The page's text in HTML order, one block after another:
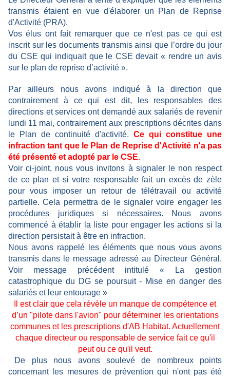
transmis étaient en vue d'élaborer un Plan de Reprise
d'Activité (PRA).
Vos élus ont fait remarquer que ce n'est pas ce qui est
inscrit sur les documents transmis ainsi que l’ordre du jour
du CSE qui indiquait que le CSE devait « rendre un avis
sur le plan de reprise d’activité ».
Par ailleurs nous avons indiqué à la direction que
contrairement à ce qui est dit, les responsables des
directions et services ont demandé aux salariés de revenir
lundi 11 mai, contrairement aux prescriptions décrites dans
le Plan de continuité d'activité. Ce qui constitue une
infraction tant que le Plan de Reprise d'Activité n'a pas
été présenté et adopté par le CSE.
Voir ci-joint, nous vous invitons à signaler le non respect
de ce plan et si votre responsable fait un excès de zèle
pour vous imposer un retour de télétravail ou activité
partielle. Cela permettra de le signaler voire engager les
procédures juridiques si nécessaires. Nous avons
commencé à établir la liste pour engager les actions si la
direction persistait à être en infraction.
Nous avons rappelé les éléments que nous vous avons
transmis dans le message adressé au Directeur Général.
Voir message précédent intitulé « La gestion
catastrophique du DG se poursuit - Mise en danger des
salariés et leur entourage »
Il est clair que cela révèle un manque de compétence et
d’un "pilote dans l'avion" pour déterminer les orientations
communes et les prescriptions d'AB Habitat. Actuellement
chaque directeur ou responsable de service fait ce qu'il
peut ou ce qu'il veut.
De plus nous avons soulevé de nombreux points
concernant les mesures de prévention qui n'ont pas été